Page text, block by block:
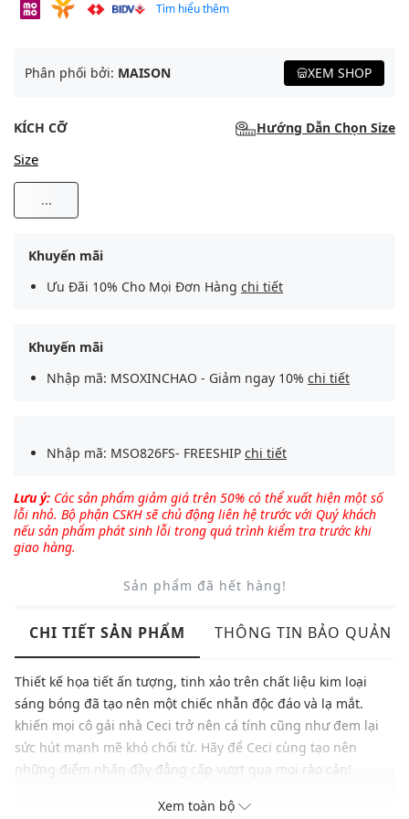
Tìm hiểu thêm
Phân phối bởi: MAISON XEM SHOP
KÍCH CỠ Hướng Dẫn Chọn Size
Size
...
Khuyến mãi
Ưu Đãi 10% Cho Mọi Đơn Hàng chi tiết
Khuyến mãi
Nhập mã: MSOXINCHAO - Giảm ngay 10% chi tiết
Nhập mã: MSO826FS- FREESHIP chi tiết
Lưu ý: Các sản phẩm giảm giá trên 50% có thể xuất hiện một số
lỗi nhỏ. Bộ phận CSKH sẽ chủ động liên hệ trước với Quý khách
nếu sản phẩm phát sinh lỗi trong quá trình kiểm tra trước khi
giao hàng.
Sản phẩm đã hết hàng!
CHI TIẾT SẢN PHẨM THÔNG TIN BẢO QUẢN
Thiết kế họa tiết ấn tượng, tinh xảo trên chất liệu kim loại
sáng bóng đã tạo nên một chiếc nhẫn độc đáo và lạ mắt.
khiến mọi cô gái nhà Ceci trở nên cá tính cũng như đem lại
sức hút mạnh mẽ khó chối từ. Hãy để Ceci cùng tạo nên
những điểm nhấn đầy đẳng cấp vượt qua mọi rào cản!
Xem toàn bộ